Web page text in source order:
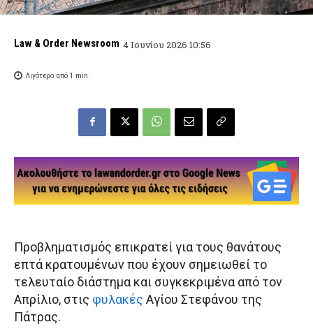
Law & Order Newsroom 4 Ιουνίου 2026 10:56
Λιγότερο από 1 min.
Προβληματισμός επικρατεί για τους θανάτους
επτά κρατουμένων που έχουν σημειωθεί το
τελευταίο διάστημα και συγκεκριμένα από τον
Απρίλιο, στις φυλακές Αγίου Στεφάνου της
Πάτρας.